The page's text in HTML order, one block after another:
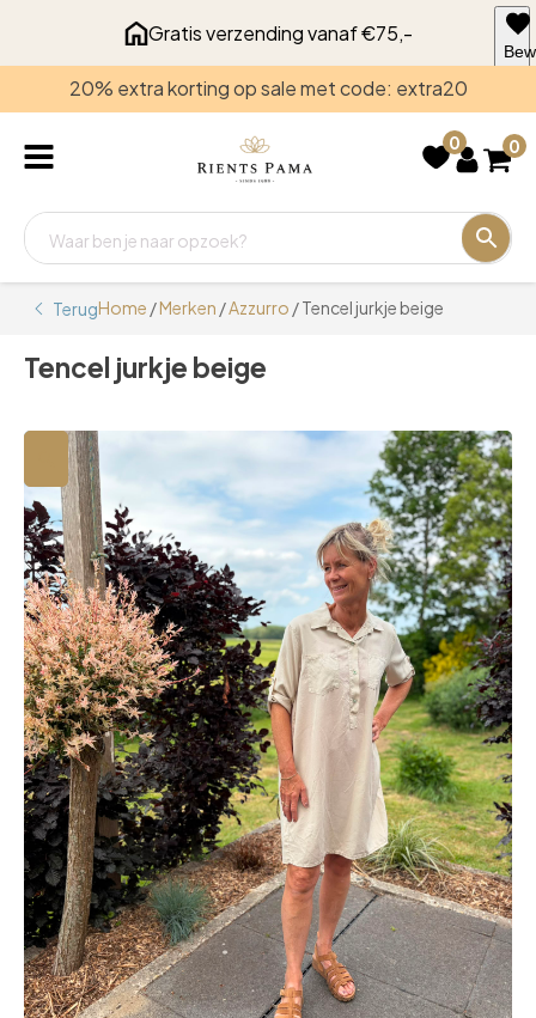
Gratis verzending vanaf €75,-
20% extra korting op sale met code: extra20
0 0
TerugHome /Merken /Azzurro / Tencel jurkje beige
Tencel jurkje beige
voor